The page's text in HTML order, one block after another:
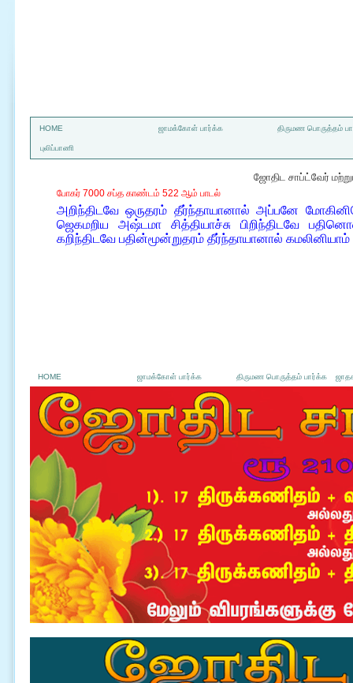
HOME ஜாமக்கோள் பார்க்க திருமண பொருத்தம்
புலிப்பாணி
ஜோதிட சாப்ட்வேர்
போகர் 7000 சப்த காண்டம் 522 ஆம் பாடல்
அறிந்திடவே ஒருதரம் தீர்ந்தாயானால் அப்பனே
ஜெகமறிய அஷ்டமா சித்தியாச்சு பிறிந்திடவே
கறிந்திடவே பதின்மூன்றுதரம் தீர்ந்தாயானால்
HOME ஜாமக்கோள் பார்க்க திருமண பொருத்தம் பார்க்க